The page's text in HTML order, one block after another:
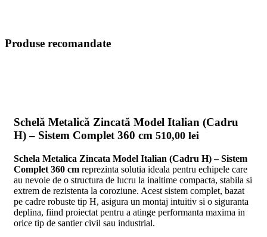
Schelă Metalică Zincată Model Italian (Cadru
H) – Sistem Complet 360 cm 510,00 lei
Schela Metalica Zincata Model Italian (Cadru H) – Sistem
Complet 360 cm reprezinta solutia ideala pentru echipele care
au nevoie de o structura de lucru la inaltime compacta, stabila si
extrem de rezistenta la coroziune. Acest sistem complet, bazat
pe cadre robuste tip H, asigura un montaj intuitiv si o siguranta
deplina, fiind proiectat pentru a atinge performanta maxima in
orice tip de santier civil sau industrial.
Produse recomandate